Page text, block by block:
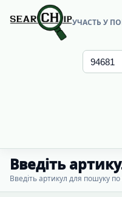
УЧАСТЬ У
Введіть
Введіть артикул для пошуку